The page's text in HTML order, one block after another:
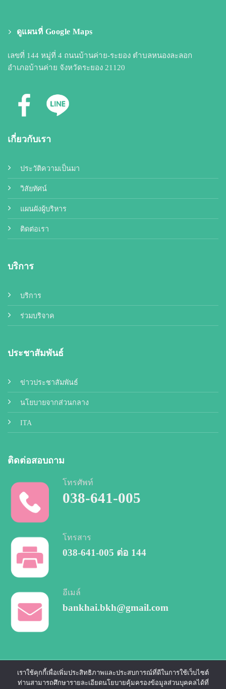
ดูแผนที่ Google Maps
เลขที่ 144 หมู่ที่ 4 ถนนบ้านค่าย-ระยอง ตำบลหนองละลอก
อำเภอบ้านค่าย จังหวัดระยอง 21120
เกี่ยวกับเรา
ประวัติความเป็นมา
วิสัยทัศน์
แผนผังผู้บริหาร
ติดต่อเรา
บริการ
บริการ
ร่วมบริจาค
ประชาสัมพันธ์
ข่าวประชาสัมพันธ์
นโยบายจากส่วนกลาง
ITA
ติดต่อสอบถาม
โทรศัพท์
038-641-005
โทรสาร
038-641-005 ต่อ 144
อีเมล์
bankhai.bkh@gmail.com
COOKIE
POLICY
CCTV
PRIVACY
PRIVACY
POLICY
PERSONAL DATA
PROTECTION
เราใช้คุกกี้เพื่อเพิ่มประสิทธิภาพและประสบการณ์ที่ดีในการใช้เว็บไซต์
ท่านสามารถศึกษารายละเอียดนโยบายคุ้มครองข้อมูลส่วนบุคคลได้ที่